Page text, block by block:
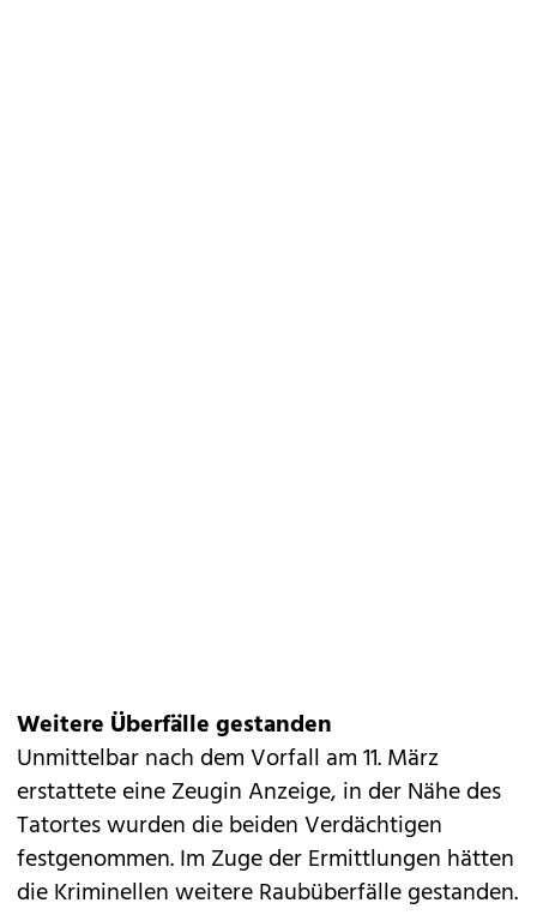
Weitere Überfälle gestanden
Unmittelbar nach dem Vorfall am 11. März
erstattete eine Zeugin Anzeige, in der Nähe des
Tatortes wurden die beiden Verdächtigen
festgenommen. Im Zuge der Ermittlungen hätten
die Kriminellen weitere Raubüberfälle gestanden.